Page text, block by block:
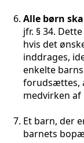
Alle børn
jfr. § 34.
hvis det
inddrages,
enkelte
forudsættes,
medvirken
Et barn, der
barnets